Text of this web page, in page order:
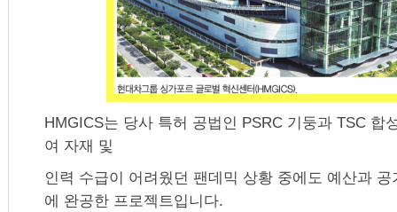
HMGICS는 당사 특허 공법인 PSRC 기둥과 TSC 합
여 자재 및
인력 수급이 어려웠던 팬데믹 상황 중에도 예산과
에 완공한 프로젝트입니다.